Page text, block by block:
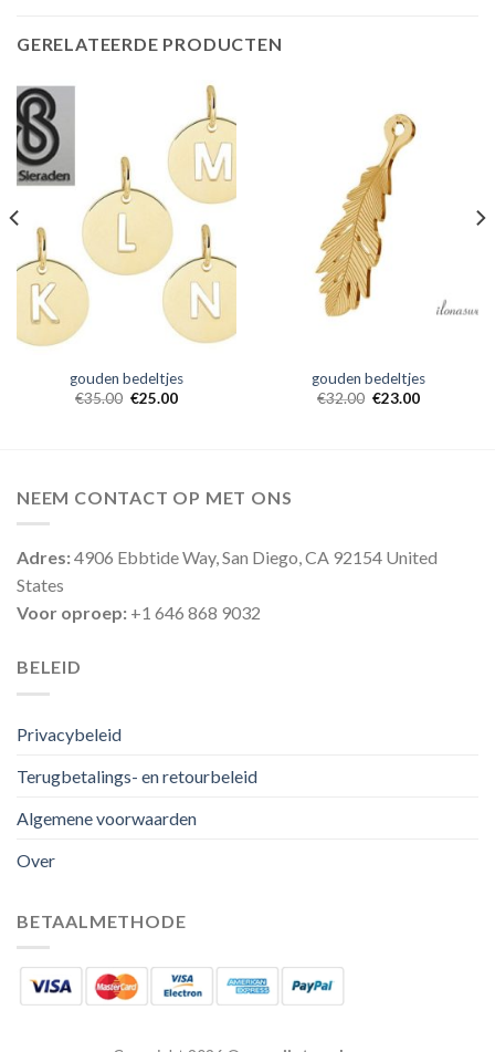
GERELATEERDE PRODUCTEN
gouden bedeltjes
€35.00 €25.00
gouden bedeltjes
€32.00 €23.00
NEEM CONTACT OP MET ONS
Adres:4906 Ebbtide Way, San Diego, CA 92154 United
States
Voor oproep: +1 646 868 9032
BELEID
Privacybeleid
Terugbetalings- en retourbeleid
Algemene voorwaarden
Over
BETAALMETHODE